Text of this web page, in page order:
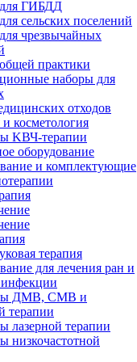
ГИБДД
сельских поселений
чрезвычайных
практики
наборы для
отходов
косметология
KВЧ-терапии
оборудование
и комплектующие
терапия
для лечения ран и
ДМВ, СМВ и
терапии
лазерной терапии
низкочастотной